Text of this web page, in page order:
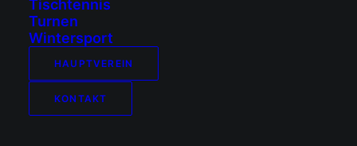
Tischtennis
Turnen
Wintersport
HAUPTVEREIN
KONTAKT
Haftungsausschluss (Disclaimer)